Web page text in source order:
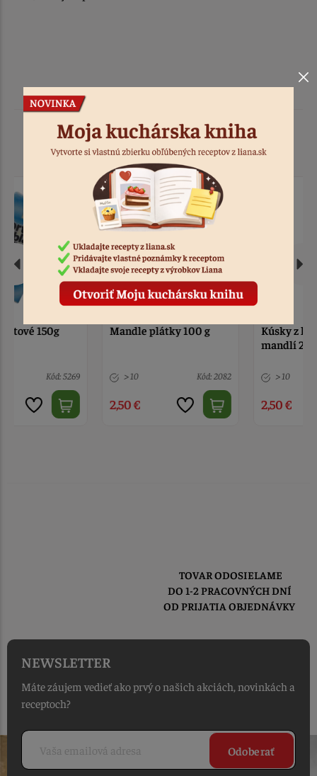
Podobné produkty
Mandle plátky 100 g
> 10 Kód: 2082
2,50 €
Kúsky z lúpaných
mandlí 2-5mm 100g
> 10 Kód: 6131
2,50 €
TOVAR ODOSIELAME
DO 1-2 PRACOVNÝCH DNÍ
OD PRIJATIA OBJEDNÁVKY
NEWSLETTER
Máte záujem vedieť ako prvý o našich akciách, novinkách a
receptoch?
Odoberať